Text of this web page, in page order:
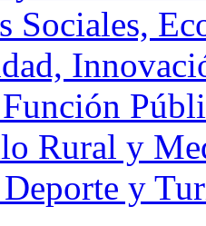
Sociales,
Rural y
y